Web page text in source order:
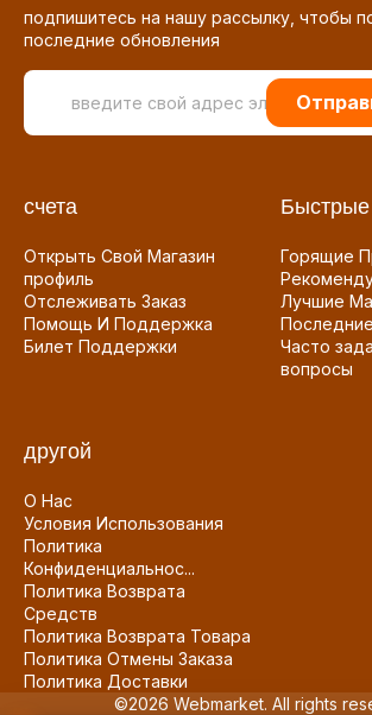
подпишитесь на нашу рассылку, чтобы
последние обновления
счета
Открыть Свой Магазин
профиль
Отслеживать Заказ
Помощь И Поддержка
Билет Поддержки
Горящие
Лучшие
Часто
вопросы
другой
О Нас
Условия Использования
Политика
Конфиденциальнос...
Политика Возврата
Средств
Политика Возврата Товара
Политика Отмены Заказа
Политика Доставки
©2026 Webmarket. All rights